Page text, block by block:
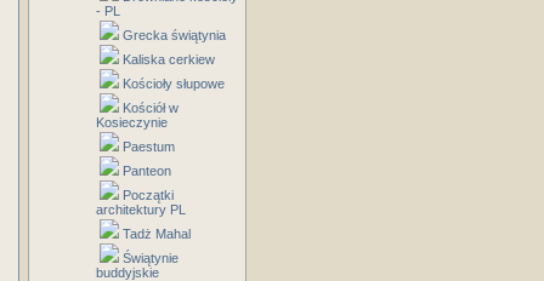
- PL
Grecka świątynia
Kaliska cerkiew
Kościoły słupowe
Kościół w
Kosieczynie
Paestum
Panteon
Początki
architektury PL
Tadż Mahal
Świątynie
buddyjskie